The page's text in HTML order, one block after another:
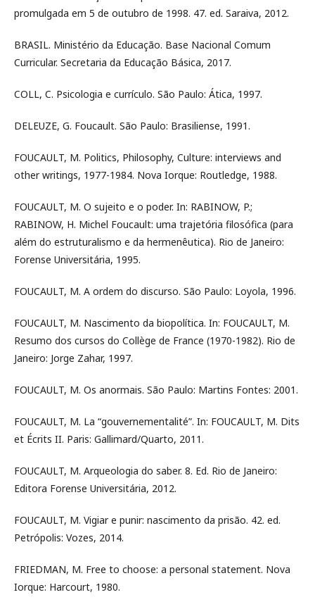
promulgada em 5 de outubro de 1998. 47. ed. Saraiva, 2012.
BRASIL. Ministério da Educação. Base Nacional Comum
Curricular. Secretaria da Educação Básica, 2017.
COLL, C. Psicologia e currículo. São Paulo: Ática, 1997.
DELEUZE, G. Foucault. São Paulo: Brasiliense, 1991.
FOUCAULT, M. Politics, Philosophy, Culture: interviews and
other writings, 1977-1984. Nova Iorque: Routledge, 1988.
FOUCAULT, M. O sujeito e o poder. In: RABINOW, P.;
RABINOW, H. Michel Foucault: uma trajetória filosófica (para
além do estruturalismo e da hermenêutica). Rio de Janeiro:
Forense Universitária, 1995.
FOUCAULT, M. A ordem do discurso. São Paulo: Loyola, 1996.
FOUCAULT, M. Nascimento da biopolítica. In: FOUCAULT, M.
Resumo dos cursos do Collège de France (1970-1982). Rio de
Janeiro: Jorge Zahar, 1997.
FOUCAULT, M. Os anormais. São Paulo: Martins Fontes: 2001.
FOUCAULT, M. La “gouvernementalité”. In: FOUCAULT, M. Dits
et Écrits II. Paris: Gallimard/Quarto, 2011.
FOUCAULT, M. Arqueologia do saber. 8. Ed. Rio de Janeiro:
Editora Forense Universitária, 2012.
FOUCAULT, M. Vigiar e punir: nascimento da prisão. 42. ed.
Petrópolis: Vozes, 2014.
FRIEDMAN, M. Free to choose: a personal statement. Nova
Iorque: Harcourt, 1980.